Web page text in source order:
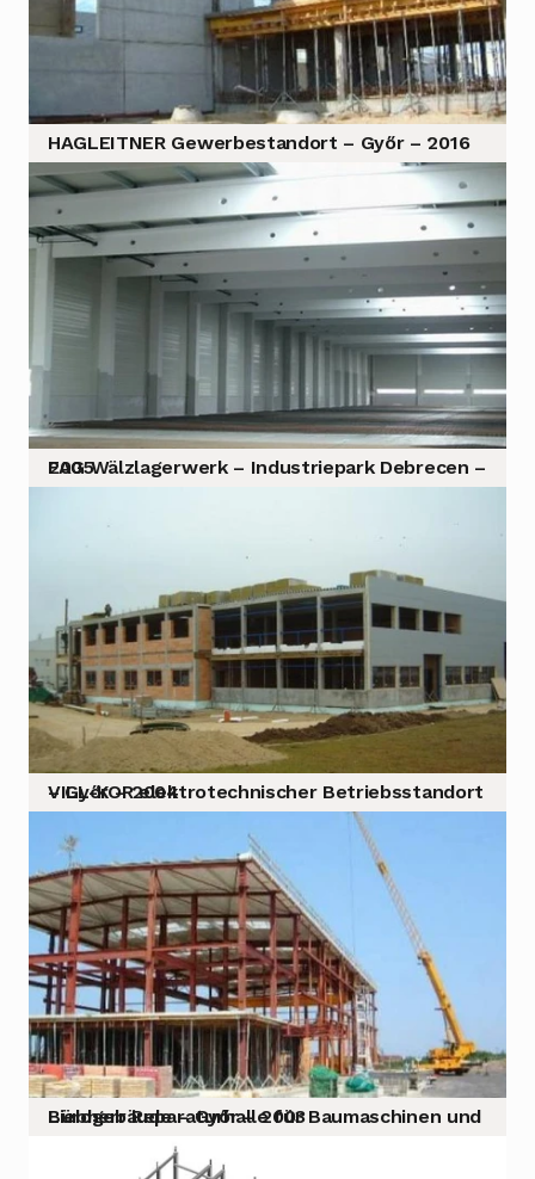
HAGLEITNER Gewerbestandort – Győr – 2016
FAG Wälzlagerwerk – Industriepark Debrecen – 2005
VILL-KOR elektrotechnischer Betriebsstandort – Győr – 2004
Liebherr Reparaturhalle für Baumaschinen und Bürogebäude – Győr – 2003